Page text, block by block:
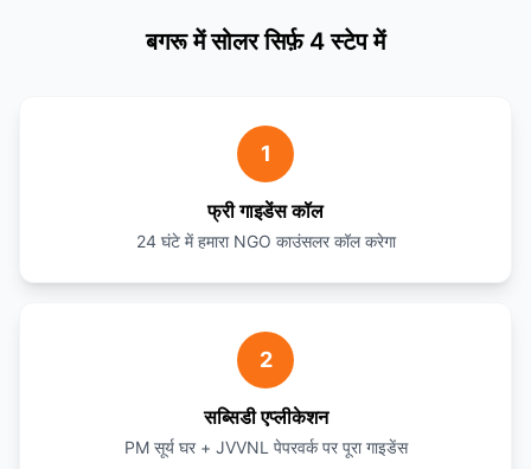
बगरू में सोलर सिर्फ़ 4 स्टेप में
1
फ्री गाइडेंस कॉल
24 घंटे में हमारा NGO काउंसलर कॉल करेगा
2
सब्सिडी एप्लीकेशन
PM सूर्य घर + JVVNL पेपरवर्क पर पूरा गाइडेंस